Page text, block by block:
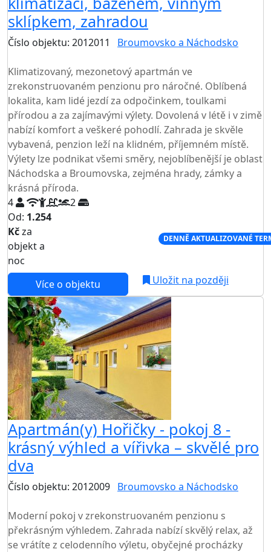
sklípkem, zahradou
Číslo objektu: 2012011 Broumovsko a Náchodsko
Klimatizovaný, mezonetový apartmán ve
zrekonstruovaném penzionu pro náročné. Oblíbená
lokalita, kam lidé jezdí za odpočinkem, toulkami
přírodou a za zajímavými výlety. Dovolená v létě i v zimě
nabízí komfort a veškeré pohodlí. Zahrada je skvěle
vybavená, penzion leží na klidném, příjemném místě.
Výlety lze podnikat všemi směry, nejoblíbenější je oblast
Náchodska a Broumovska, zejména hrady, zámky a
krásná příroda.
4
2
Od: 1.254
Kčza
objekt a
noc
DENNĚ AKTUALIZOVANÉ
Více o objektu Uložit na později
Apartmán(y) Hořičky - pokoj 8 -
krásný výhled a vířivka – skvělé pro
dva
Číslo objektu: 2012009 Broumovsko a Náchodsko
Moderní pokoj v zrekonstruovaném penzionu s
překrásným výhledem. Zahrada nabízí skvělý relax, až
se vrátíte z celodenního výletu, obyčejné procházky